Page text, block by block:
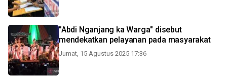
"Abdi Nganjang ka Warga" disebut
mendekatkan pelayanan pada masyarakat
Jumat, 15 Agustus 2025 17:36